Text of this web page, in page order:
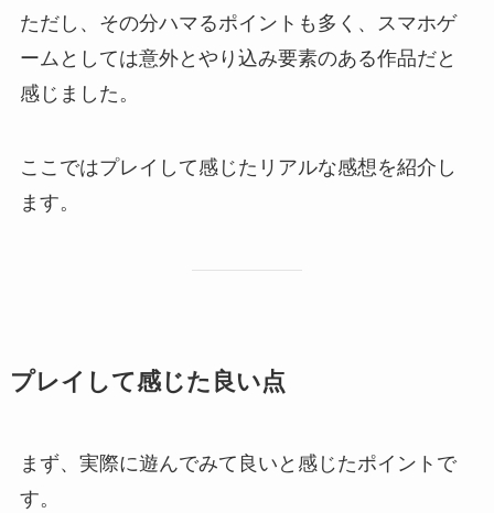
ただし、その分ハマるポイントも多く、スマホゲ
ームとしては意外とやり込み要素のある作品だと
感じました。
ここではプレイして感じたリアルな感想を紹介し
ます。
プレイして感じた良い点
まず、実際に遊んでみて良いと感じたポイントで
す。